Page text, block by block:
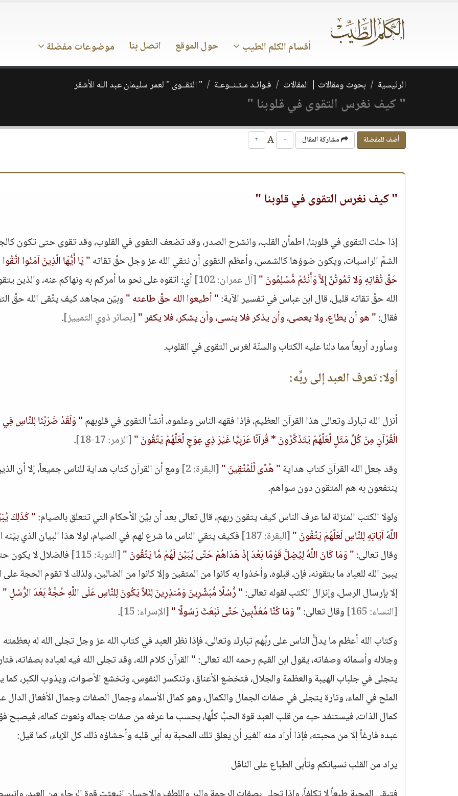
أقسام الكلم الطيب حول الموقع اتصل بنا موضوعات مفضلة
الرئيسية بحوث ومقالات | المقالات فـوائـد مـتـنــوعـة " التقــوى " لعمر سليمان عبد الله الأشقر
" كيف نغرس التقوى في قلوبنا "
أضف للمفضلة مشاركة المقال -
+
" كيف نغرس التقوى في قلوبنا "
إذا حلت التقوى في قلوبنا، اطمأن القلب، وانشرح الصدر، وقد تضعف التقوى في القلوب، وقد تقوى حتى تكون
الشمِّ الراسيات، ويكون ضوؤها كالشمس، وأعظم التقوى أن نتقي الله عز وجل حقَّ تقاته" يَا أَيُّهَا الَّذِينَ آمَنُوا اتَّقُوا
حَقَّ تُقَاتِهِ وَلا تَمُوتُنَّ إِلاَّ وَأَنْتُمْ مُّسْلِمُونَ "[آل عمران: 102]
أي: اتقوه على نحو ما أمركم به ونهاكم عنه، والذين
الله حقَّ تقاته قليل، قال ابن عباس في تفسير الآية:" أطيعوا الله حقَّ طاعته "وبيّن مجاهد كيف يتَّقى الله حقَّ
فقال:" هو أن يطاع، ولا يعصى، وأن يذكر فلا ينسى، وأن يشكر، فلا يكفر "[بصائر ذوي التمييز].
وسأورد أربعاً مما دلنا عليه الكتاب والسنّة لغرس التقوى في القلوب.
أولا: تعرف العبد إلى ربِّه:
أنزل الله تبارك وتعالى هذا القرآن العظيم، فإذا فقهه الناس وعلموه، أنشأ التقوى في قلوبهم" وَلَقَدْ ضَرَبْنَا لِلنَّاسِ
الْقُرْآنِ مِنْ كُلِّ مَثَلٍ لَّعَلَّهُمْ يَتَذَكَّرُونَ * قُرآنًا عَرَبِيًّا غَيْرَ ذِي عِوَجٍ لَّعَلَّهُمْ يَتَّقُونَ "[الزمر: 17-18]
.
وقد جعل الله القرآن كتاب هداية" هُدًى لِّلْمُتَّقِينَ "[البقرة: 2]
ومع أن القرآن كتاب هداية للناس جميعاً، إلا أن
ينتفعون به هم المتقون دون سواهم.
ولولا الكتب المنزلة لما عرف الناس كيف يتقون ربهم، قال تعالى بعد أن بيَّن الأحكام التي تتعلق بالصيام:" كَذَلِكَ
اللَّهُ آيَاتِهِ لِلنَّاسِ لَعَلَّهُمْ يَتَّقُونَ "[البقرة: 187]
فكيف يتقي الناس ما شرع لهم في الصيام، لولا هذا البيان الذي بيّنه
وقال تعالى:" وَمَا كَانَ اللَّهُ لِيُضِلَّ قَوْمًا بَعْدَ إِذْ هَدَاهُمْ حَتَّى يُبَيِّنَ لَهُمْ مَّا يَتَّقُونَ "[التوبة: 115]
فالضلال لا يكون
يبين الله للعباد ما يتقونه، فإن، قبلوه، وأخذوا به كانوا من المتقين وإلا كانوا من الضالين، ولذلك لا تقوم الحجة على
إلا بإرسال الرسل، وإنزال الكتب لقوله تعالى:" رُّسُلًا مُّبَشِّرِينَ وَمُنذِرِينَ لِئَلاَّ يَكُونَ لِلنَّاسِ عَلَى اللَّهِ حُجَّةُ بَعْدَ الرُّسُلِ "
[النساء: 165]
وقال تعالى:" وَمَا كُنَّا مُعَذِّبِينَ حَتَّى نَبْعَثَ رَسُولًا "[الإسراء: 15]
.
وكتاب الله أعظم ما يدلُّ الناس على ربِّهم تبارك وتعالى، فإذا نظر العبد في كتاب الله عز وجل تجلى الله له بعظمته
وجلاله وأسمائه وصفاته، يقول ابن القيم رحمه الله تعالى: " القرآن كلام الله، وقد تجلى الله فيه لعباده بصفاته،
يتجلى في جلباب الهيبة والعظمة والجلال، فتخضع الأعناق، وتنكسر النفوس، وتخشع الأصوات، ويذوب الكبر،
الملح في الماء، وتارة يتجلى في صفات الجمال والكمال، وهو كمال الأسماء وجمال الصفات وجمال الأفعال الدال
كمال الذات، فيستنفد حبه من قلب العبد قوة الحبِّ كلِّها، بحسب ما عرفه من صفات جماله ونعوت كماله، فيصبح
عبده فارغاً إلا من محبته، فإذا أراد منه الغير أن يعلق تلك المحبة به أبى قلبه وأحشاؤه ذلك كل الإباء، كما قيل:
يراد من القلب نسيانكم وتأبى الطباع على الناقل